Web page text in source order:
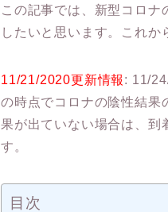
この記事では、新型コロナ
したいと思います。これか
11/21/2020更新情報 : 11/
の時点でコロナの陰性結果
果が出ていない場合は、到
す。
目次